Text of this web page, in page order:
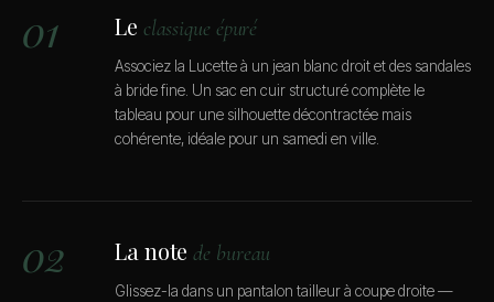
01 Le classique épuré
Associez la Lucette à un jean blanc droit et des sandales
à bride fine. Un sac en cuir structuré complète le
tableau pour une silhouette décontractée mais
cohérente, idéale pour un samedi en ville.
02 La notede bureau
Glissez-la dans un pantalon tailleur à coupe droite —